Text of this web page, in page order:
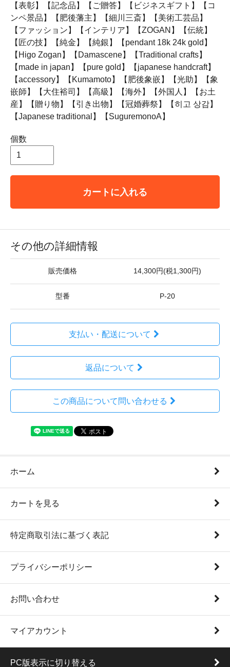
【表彰】【記念品】【ご贈答】【ビジネスギフト】【コ
ンペ景品】【肥後藩主】【細川三斎】【美術工芸品】
【ファッション】【インテリア】【ZOGAN】【伝統】
【匠の技】【純金】【純銀】【pendant 18k 24k gold】
【Higo Zogan】【Damascene】【Traditional crafts】
【made in japan】【pure gold】【japanese handcraft】
【accessory】【Kumamoto】【肥後象嵌】【光助】【象
嵌師】【大住裕司】【高級】【海外】【外国人】【お土
産】【贈り物】【引き出物】【冠婚葬祭】【히고 상감】
【Japanese traditional】【SuguremonoA】
個数
カートに入れる
その他の詳細情報
販売価格 14,300円(税1,300円)
型番 P-20
支払い・配送について
返品について
この商品について問い合わせる
ホーム
カートを見る
特定商取引法に基づく表記
プライバシーポリシー
お問い合わせ
マイアカウント
PC版表示に切り替える